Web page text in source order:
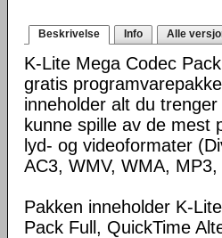
Beskrivelse Info Alle
K-Lite Mega Codec
gratis
inneholder alt du
kunne spille av de mest
lyd- og videoformater
AC3, WMV, WMA, MP3,
Pakken inneholder K-
Pack Full, QuickTime